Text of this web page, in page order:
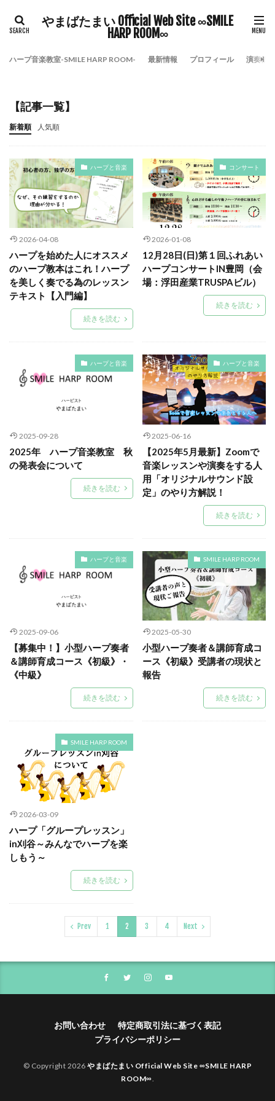
やまばたまい Official Web Site ∞SMILE
HARP ROOM∞
ハープ音楽教室-SMILE HARP ROOM- 最新情報 プロフィール 演奏依頼
【記事一覧】
新着順 人気順
ハープと音楽
2026-04-08
ハープを始めた人にオススメ
のハープ教本はこれ！ハープ
を美しく奏でる為のレッスン
テキスト【入門編】
続きを読む
コンサート
2026-01-08
12月28日(日)第１回ふれあい
ハープコンサートIN豊岡（会
場：浮田産業TRUSPAビル）
続きを読む
ハープと音楽
2025-09-28
2025年 ハープ音楽教室 秋
の発表会について
続きを読む
ハープと音楽
2025-06-16
【2025年5月最新】Zoomで
音楽レッスンや演奏をする人
用「オリジナルサウンド設
定」のやり方解説！
続きを読む
ハープと音楽
2025-09-06
【募集中！】小型ハープ奏者
＆講師育成コース《初級》・
《中級》
続きを読む
SMILE HARP ROOM
2025-05-30
小型ハープ奏者＆講師育成コ
ース《初級》受講者の現状と
報告
続きを読む
SMILE HARP ROOM
2026-03-09
ハープ「グループレッスン」
in刈谷～みんなでハープを楽
しもう～
続きを読む
Prev 1 2 3 4 Next
お問い合わせ
特定商取引法に基づく表記
プライバシーポリシー
© Copyright 2026やまばたまい Official Web Site ∞SMILE HARP
ROOM∞.